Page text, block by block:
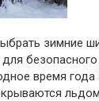
зимние
время года